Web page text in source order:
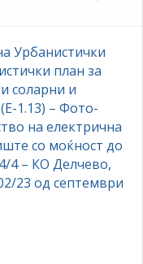
Урбанистички
план за
соларни и
1.13) – Фото-
на електрична
со моќност до
4 – КО Делчево,
23 од септември